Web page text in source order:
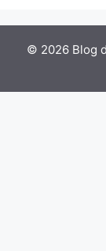
© 2026 Blog